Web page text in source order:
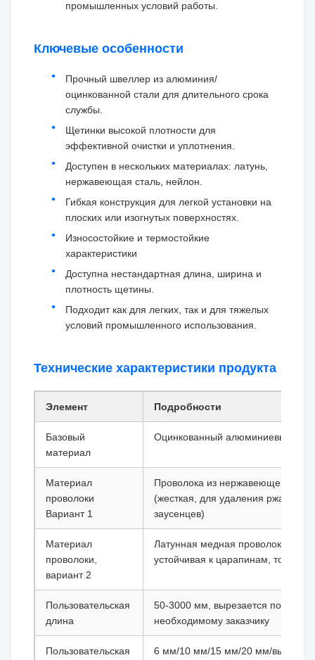
промышленных условий работы.
Ключевые особенности
Прочный швеллер из алюминия/
оцинкованной стали для длительного срока
службы.
Щетинки высокой плотности для
эффективной очистки и уплотнения.
Доступен в нескольких материалах: латунь,
нержавеющая сталь, нейлон.
Гибкая конструкция для легкой установки на
плоских или изогнутых поверхностях.
Износостойкие и термостойкие
характеристики
Доступна нестандартная длина, ширина и
плотность щетины.
Подходит как для легких, так и для тяжелых
условий промышленного использования.
Технические характеристики продукта
Элемент Подробности
Базовый
материал
Оцинкованный алюминиевый
Материал
проволоки
Вариант 1
Проволока из нержавеющей
(жесткая, для удаления
заусенцев)
Материал
проволоки,
вариант 2
Латунная медная проволока
устойчивая к царапинам, тонкая
Пользовательская
длина
50-3000 мм, вырезается по
необходимому заказчику
Пользовательская
6 мм/10 мм/15 мм/20 мм/высота